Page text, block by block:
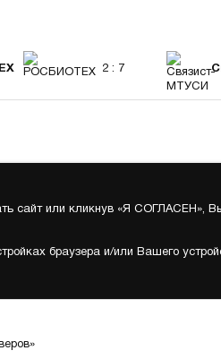
2 : 7
сайт или кликнув «Я СОГЛАСЕН»,
браузера и/или Вашего